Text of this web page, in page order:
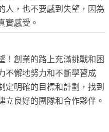
人，也不要感到失望，因為
實感受。
！創業的路上充滿挑戰和困
不懈地努力和不斷學習成
定明確的目標和計劃，找到
立良好的團隊和合作夥伴。